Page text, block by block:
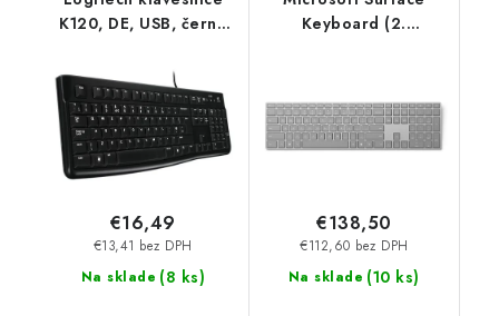
K120, DE, USB, černá
Na sklade (8 ks)
€13,41 bez DPH
€16,49
Keyboard (2.
layout/Sivá EP2-04196
Na sklade (10 ks)
€112,60 bez DPH
€138,50